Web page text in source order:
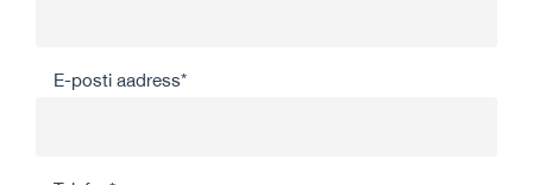
E-posti aadress*